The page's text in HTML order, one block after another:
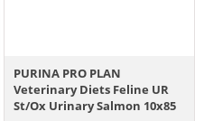
PURINA PRO PLAN
Veterinary Diets Feline UR
St/Ox Urinary Salmon 10x85